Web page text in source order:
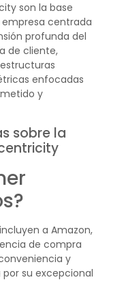
son la base
centrada
profunda del
de cliente,
enfocadas
y
sobre la
a Amazon,
de compra
y
su excepcional